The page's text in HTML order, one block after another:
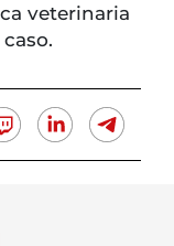
veterinaria